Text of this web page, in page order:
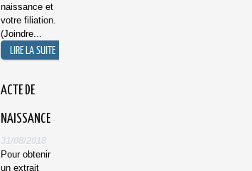
naissance et
votre filiation.
(Joindre...
ACTE DE
NAISSANCE -
31/08/2018
Pour obtenir
un extrait